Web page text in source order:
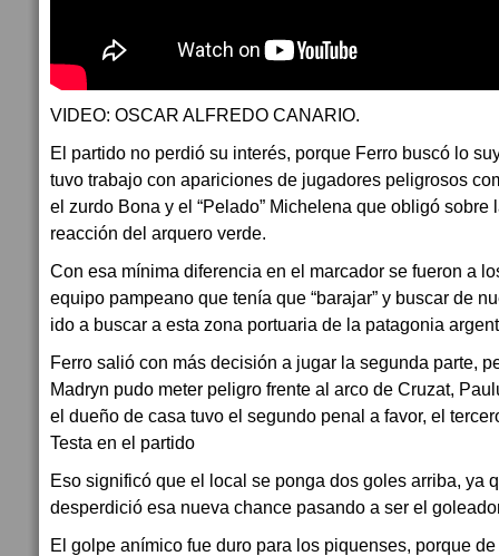
VIDEO: OSCAR ALFREDO CANARIO.
El partido no perdió su interés, porque Ferro buscó lo
tuvo trabajo con apariciones de jugadores peligrosos
el zurdo Bona y el “Pelado” Michelena que obligó sobre
reacción del arquero verde.
Con esa mínima diferencia en el marcador se fueron a
equipo pampeano que tenía que “barajar” y buscar de
ido a buscar a esta zona portuaria de la patagonia
Ferro salió con más decisión a jugar la segunda parte,
Madryn pudo meter peligro frente al arco de Cruzat,
el dueño de casa tuvo el segundo penal a favor, el
Testa en el partido
Eso significó que el local se ponga dos goles arriba, ya
desperdició esa nueva chance pasando a ser el
El golpe anímico fue duro para los piquenses, porque